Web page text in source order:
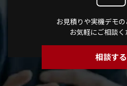
お見積りや実機デモの
お気軽にご相談く
相談する